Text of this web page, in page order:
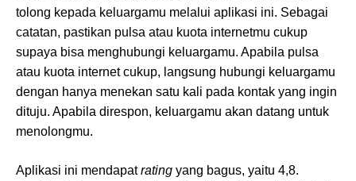
tolong kepada keluargamu melalui aplikasi ini. Sebagai
catatan, pastikan pulsa atau kuota internetmu cukup
supaya bisa menghubungi keluargamu. Apabila pulsa
atau kuota internet cukup, langsung hubungi keluargamu
dengan hanya menekan satu kali pada kontak yang ingin
dituju. Apabila direspon, keluargamu akan datang untuk
menolongmu.
Aplikasi ini mendapatrating yang bagus, yaitu 4,8.